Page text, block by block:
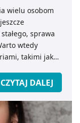
wielu osobom
sprawa
wtedy
takimi jak
CZYTAJ DALEJ